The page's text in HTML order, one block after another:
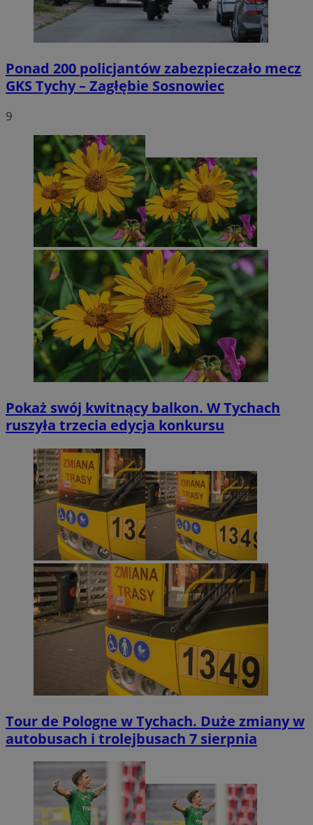
Ponad 200 policjantów zabezpieczało mecz
GKS Tychy – Zagłębie Sosnowiec
9
Pokaż swój kwitnący balkon. W Tychach
ruszyła trzecia edycja konkursu
Tour de Pologne w Tychach. Duże zmiany w
autobusach i trolejbusach 7 sierpnia